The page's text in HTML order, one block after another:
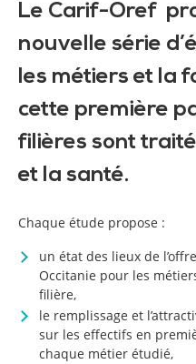
Le Carif-Oref
nouvelle série
les métiers et la
cette première
filières sont
et la santé.
Chaque étude propose :
un état des lieux de
Occitanie pour les
filière,
le remplissage et
sur les effectifs en
chaque métier étudié,